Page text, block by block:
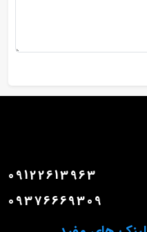
09122613963
09376669309